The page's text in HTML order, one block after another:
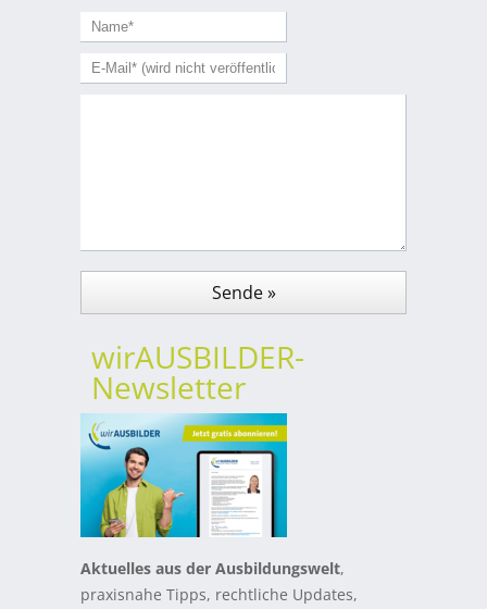
wirAUSBILDER-
Newsletter
Aktuelles aus der Ausbildungswelt,
praxisnahe Tipps, rechtliche Updates,